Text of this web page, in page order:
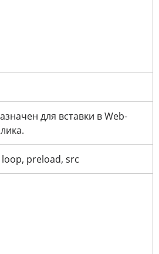
для вставки в Web-
preload, src